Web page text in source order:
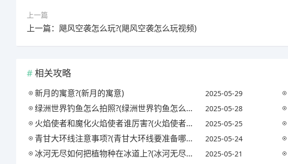
上一篇
上一篇：飓风空袭怎么玩?(飓风空袭怎么玩视频)
相关攻略
新月的寓意?(新月的寓意) 2025-05-29
绿洲世界钓鱼怎么拍照?(绿洲世界钓鱼怎么拍照片) 2025-05-28
火焰使者和魔化火焰使者谁厉害?(火焰使者和魔化火焰使者谁厉害些) 2025-05-25
青甘大环线注意事项?(青甘大环线要准备哪些东西?) 2025-05-24
冰河无尽如何把植物种在冰道上?(冰河无尽攻略) 2025-05-21